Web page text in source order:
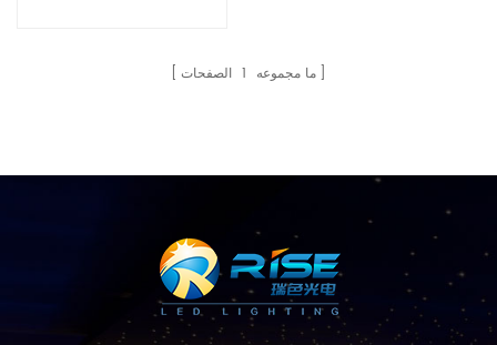
ما مجموعه 1 الصفحات